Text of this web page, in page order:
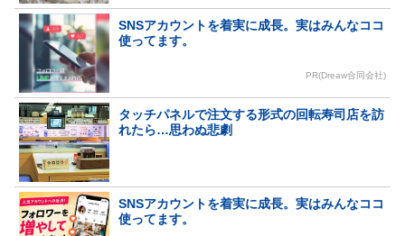
SNSアカウントを着実に成長。実はみんなココ
使ってます。
PR(Dreaw合同会社)
タッチパネルで注文する形式の回転寿司店を訪
れたら…思わぬ悲劇
SNSアカウントを着実に成長。実はみんなココ
使ってます。